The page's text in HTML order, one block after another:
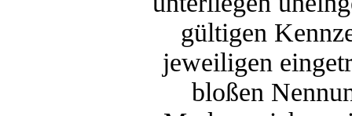
gültigen
jeweiligen
bloßen